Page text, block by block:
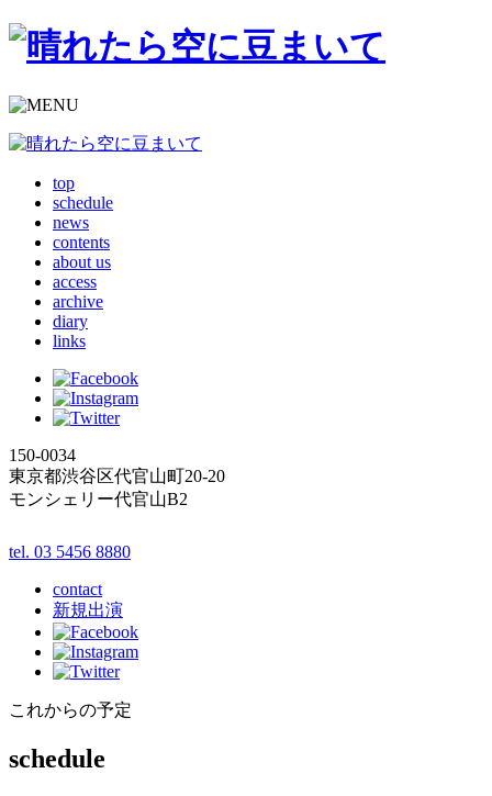
top
schedule
news
contents
about us
access
archive
diary
links
150-0034
東京都渋谷区代官山町20-20
モンシェリー代官山B2
tel. 03 5456 8880
contact
新規出演
これからの予定
schedule